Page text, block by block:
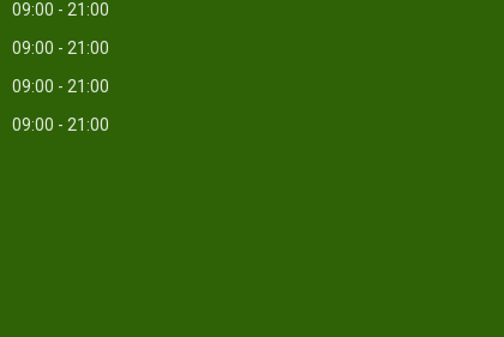
09:00
21:00
09:00
21:00
09:00
21:00
09:00 21:00